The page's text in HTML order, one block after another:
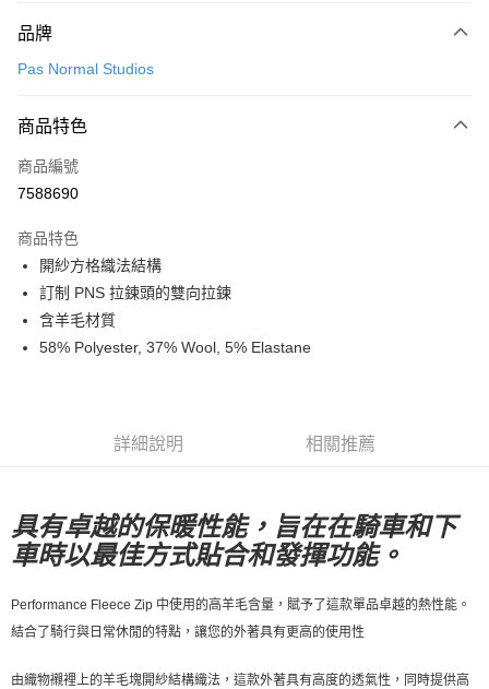
信用卡一次付款
LINE Pay
Apple Pay
運送方式
全家店到店
每筆NT$80，滿NT$10,000(含以上)免運費
每筆NT$80，滿NT$10,000(含以上)免運費
每筆NT$130，滿NT$10,000(含以上)免運費
品牌
Pas Normal Studios
商品特色
商品編號
7588690
商品特色
開紗方格織法結構
訂制 PNS 拉鍊頭的雙向拉鍊
含羊毛材質
58% Polyester, 37% Wool, 5% Elastane
詳細說明 相關推薦
具有卓越的保暖性能，旨在在騎車和下
車時以最佳方式貼合和發揮功能。
Performance Fleece Zip 中使用的高羊毛含量，賦予了這款單品卓越的熱性能。
結合了騎行與日常休閒的特點，讓您的外著具有更高的使用性
由織物襯裡上的羊毛塊開紗結構織法，這款外著具有高度的透氣性，同時提供高